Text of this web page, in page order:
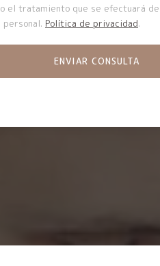
el tratamiento que se efectuará
Política de privacidad.